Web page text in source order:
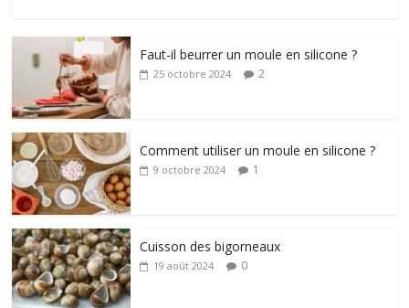
Faut-il beurrer un moule en silicone ?
25 octobre 2024 2
Comment utiliser un moule en silicone ?
9 octobre 2024 1
Cuisson des bigorneaux
19 août 2024 0